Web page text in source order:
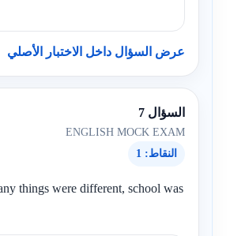
عرض السؤال داخل الاختبار الأصلي
السؤال 7
ENGLISH MOCK EXAM
النقاط: 1
things were different, school was